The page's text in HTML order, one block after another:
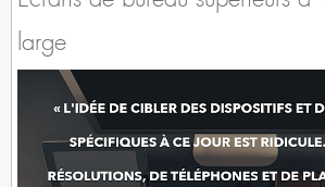
large